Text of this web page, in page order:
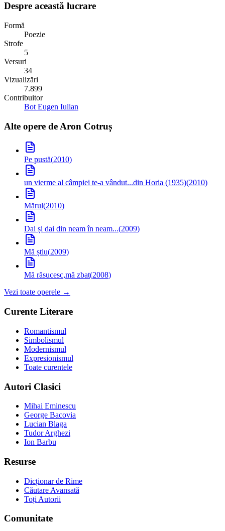
Despre această lucrare
Formă
Poezie
Strofe
5
Versuri
34
Vizualizări
7.899
Contribuitor
Bot Eugen Iulian
Alte opere de Aron Cotruș
Pe pustă(2010)
un vierme al câmpiei te-a vândut...din Horia (1935)(2010)
Mărul(2010)
Dai și dai din neam în neam...(2009)
Mă știu(2009)
Mă răsucesc,mă zbat(2008)
Vezi toate operele →
Curente Literare
Romantismul
Simbolismul
Modernismul
Expresionismul
Toate curentele
Autori Clasici
Mihai Eminescu
George Bacovia
Lucian Blaga
Tudor Arghezi
Ion Barbu
Resurse
Dicționar de Rime
Căutare Avansată
Toți Autorii
Comunitate